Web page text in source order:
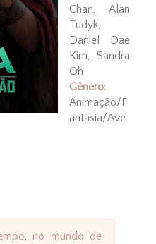
Chan, Alan
Tudyk,
Daniel Dae
Kim, Sandra
Oh
Gênero:
Animação/F
antasia/Ave
no mundo de